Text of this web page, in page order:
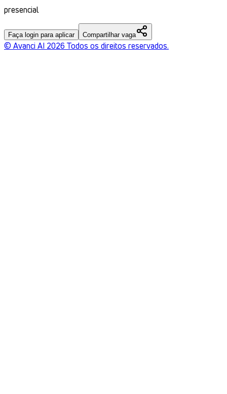
presencial
Faça login para aplicar Compartilhar vaga
© Avanci AI 2026 Todos os direitos reservados.